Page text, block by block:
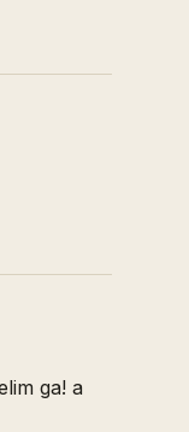
ga! a